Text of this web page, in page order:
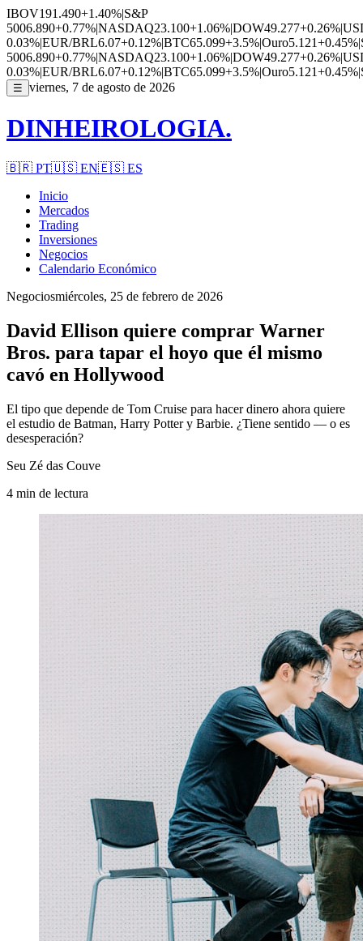
IBOV191.490+1.40%|S&P
5006.890+0.77%|NASDAQ23.100+1.06%|DOW49.277+0.26%|
0.03%|EUR/BRL6.07+0.12%|BTC65.099+3.5%|Ouro5.121+0.45%|
5006.890+0.77%|NASDAQ23.100+1.06%|DOW49.277+0.26%|
0.03%|EUR/BRL6.07+0.12%|BTC65.099+3.5%|Ouro5.121+0.45%|
☰ viernes, 7 de agosto de 2026
DINHEIROLOGIA.
🇧🇷 PT🇺🇸 EN🇪🇸 ES
Inicio
Mercados
Trading
Inversiones
Negocios
Calendario Económico
Negociosmiércoles, 25 de febrero de 2026
David Ellison quiere comprar Warner
Bros. para tapar el hoyo que él mismo
cavó en Hollywood
El tipo que depende de Tom Cruise para hacer dinero ahora quiere
el estudio de Batman, Harry Potter y Barbie. ¿Tiene sentido — o es
desesperación?
Seu Zé das Couve
4 min de lectura